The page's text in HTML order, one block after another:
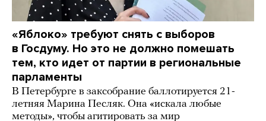
«Яблоко» требуют снять с выборов
в Госдуму. Но это не должно помешать
тем, кто идет от партии в региональные
парламенты
В Петербурге в заксобрание баллотируется 21-
летняя Марина Песляк. Она «искала любые
методы», чтобы агитировать за мир